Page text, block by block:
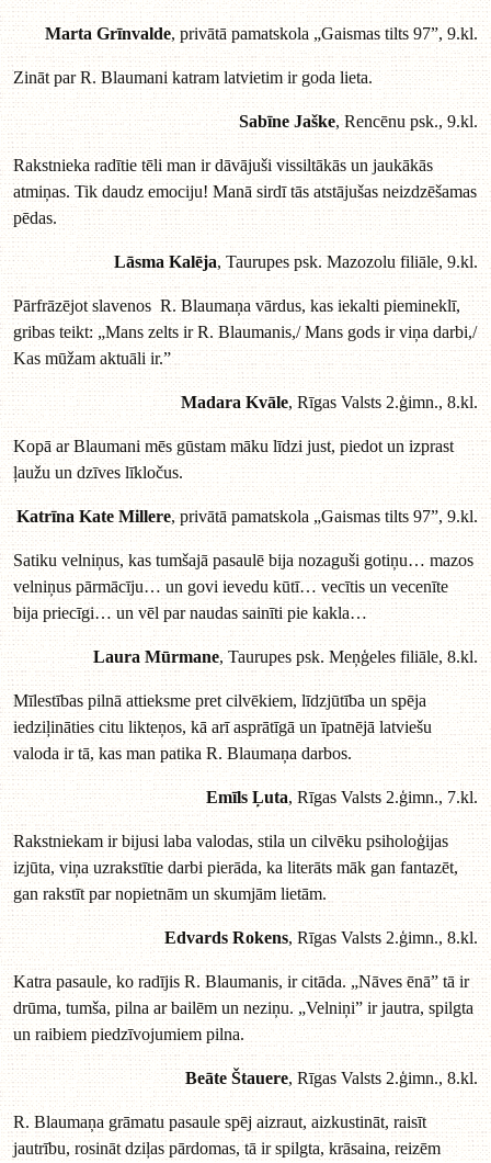
Marta Grīnvalde, privātā pamatskola „Gaismas tilts 97”, 9.kl.
Zināt par R. Blaumani katram latvietim ir goda lieta.
Sabīne Jaške, Rencēnu psk., 9.kl.
Rakstnieka radītie tēli man ir dāvājuši vissiltākās un jaukākās
atmiņas. Tik daudz emociju! Manā sirdī tās atstājušas neizdzēšamas
pēdas.
Lāsma Kalēja, Taurupes psk. Mazozolu filiāle, 9.kl.
Pārfrāzējot slavenos R. Blaumaņa vārdus, kas iekalti piemineklī,
gribas teikt: „Mans zelts ir R. Blaumanis,/ Mans gods ir viņa darbi,/
Kas mūžam aktuāli ir.”
Madara Kvāle, Rīgas Valsts 2.ģimn., 8.kl.
Kopā ar Blaumani mēs gūstam māku līdzi just, piedot un izprast
ļaužu un dzīves līkločus.
Katrīna Kate Millere, privātā pamatskola „Gaismas tilts 97”, 9.kl.
Satiku velniņus, kas tumšajā pasaulē bija nozaguši gotiņu… mazos
velniņus pārmācīju… un govi ievedu kūtī… vecītis un vecenīte
bija priecīgi… un vēl par naudas sainīti pie kakla…
Laura Mūrmane, Taurupes psk. Meņģeles filiāle, 8.kl.
Mīlestības pilnā attieksme pret cilvēkiem, līdzjūtība un spēja
iedziļināties citu likteņos, kā arī asprātīgā un īpatnējā latviešu
valoda ir tā, kas man patika R. Blaumaņa darbos.
Emīls Ļuta, Rīgas Valsts 2.ģimn., 7.kl.
Rakstniekam ir bijusi laba valodas, stila un cilvēku psiholoģijas
izjūta, viņa uzrakstītie darbi pierāda, ka literāts māk gan fantazēt,
gan rakstīt par nopietnām un skumjām lietām.
Edvards Rokens, Rīgas Valsts 2.ģimn., 8.kl.
Katra pasaule, ko radījis R. Blaumanis, ir citāda. „Nāves ēnā” tā ir
drūma, tumša, pilna ar bailēm un neziņu. „Velniņi” ir jautra, spilgta
un raibiem piedzīvojumiem pilna.
Beāte Štauere, Rīgas Valsts 2.ģimn., 8.kl.
R. Blaumaņa grāmatu pasaule spēj aizraut, aizkustināt, raisīt
jautrību, rosināt dziļas pārdomas, tā ir spilgta, krāsaina, reizēm